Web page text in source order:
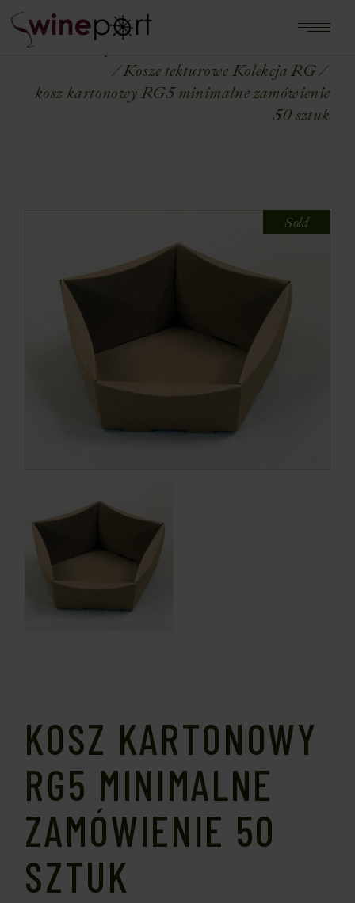
Home
Kosze tekturowe Kolekcja RG
kosz kartonowy RG5 minimalne zamówienie
50 sztuk
Sold
KOSZ KARTONOWY
RG5 MINIMALNE
ZAMÓWIENIE 50
SZTUK